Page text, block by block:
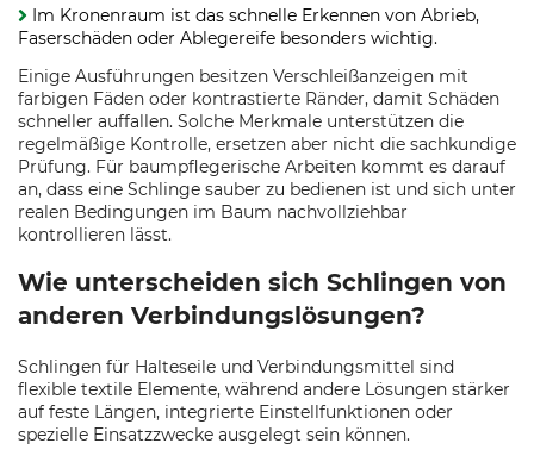
Im Kronenraum ist das schnelle Erkennen von Abrieb,
Faserschäden oder Ablegereife besonders wichtig.
Einige Ausführungen besitzen Verschleißanzeigen mit
farbigen Fäden oder kontrastierte Ränder, damit Schäden
schneller auffallen. Solche Merkmale unterstützen die
regelmäßige Kontrolle, ersetzen aber nicht die sachkundige
Prüfung. Für baumpflegerische Arbeiten kommt es darauf
an, dass eine Schlinge sauber zu bedienen ist und sich unter
realen Bedingungen im Baum nachvollziehbar
kontrollieren lässt.
Wie unterscheiden sich Schlingen von
anderen Verbindungslösungen?
Schlingen für Halteseile und Verbindungsmittel sind
flexible textile Elemente, während andere Lösungen stärker
auf feste Längen, integrierte Einstellfunktionen oder
spezielle Einsatzzwecke ausgelegt sein können.